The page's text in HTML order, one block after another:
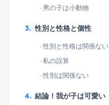
男の子は小動物
性別と性格と個性
性別と性格は関係ない
私の誤算
性別は関係ない
結論！我が子は可愛い